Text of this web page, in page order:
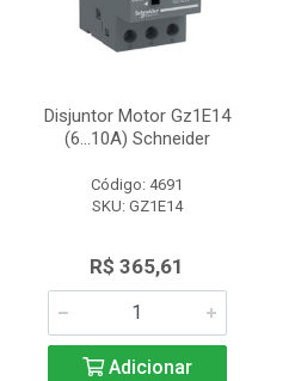
Disjuntor Motor Gz1E14
(6...10A) Schneider
Código: 4691
SKU: GZ1E14
R$ 365,61
Adicionar